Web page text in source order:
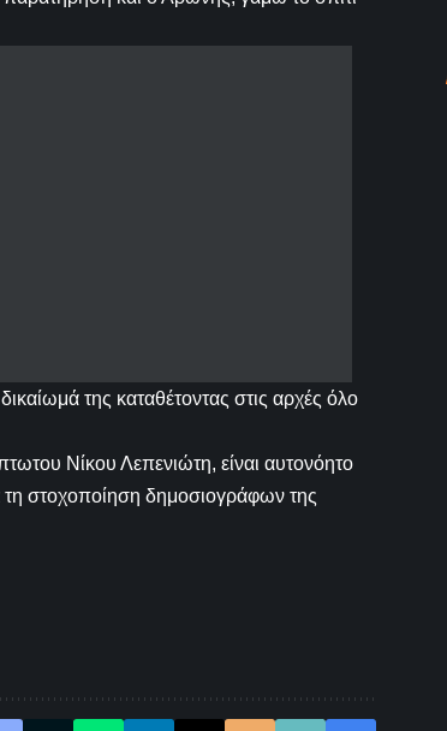
της καταθέτοντας στις αρχές όλο
Νίκου Λεπενιώτη, είναι αυτονόητο
τη στοχοποίηση δημοσιογράφων της